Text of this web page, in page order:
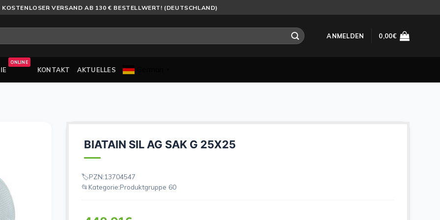
KOSTENLOSER VERSAND AB 130 € BESTELLWERT! (DEUTSCHLAND)
ANMELDEN 0,00€
ONLINE
KONTAKT AKTUELLES
BIATAIN SIL AG SAK G 25X25
PZN:13704547
Kategorie:Produktgruppe 60